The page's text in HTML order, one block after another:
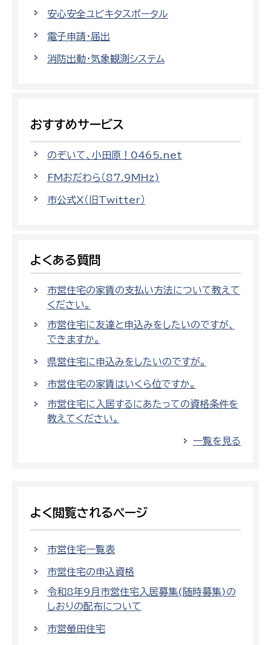
安心安全ユビキタスポータル
電子申請・届出
消防出動・気象観測システム
おすすめサービス
のぞいて、小田原！0465.net
FMおだわら（87.9MHz)
市公式X（旧Twitter）
よくある質問
市営住宅の家賃の支払い方法について教えて
ください。
市営住宅に友達と申込みをしたいのですが、
できますか。
県営住宅に申込みをしたいのですが。
市営住宅の家賃はいくら位ですか。
市営住宅に入居するにあたっての資格条件を
教えてください。
一覧を見る
よく閲覧されるページ
市営住宅一覧表
市営住宅の申込資格
令和8年9月市営住宅入居募集(随時募集)の
しおりの配布について
市営螢田住宅